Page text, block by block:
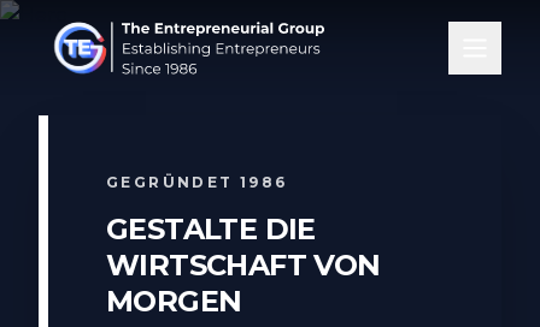
GEGRÜNDET 1986
GESTALTE DIE
WIRTSCHAFT VON
MORGEN